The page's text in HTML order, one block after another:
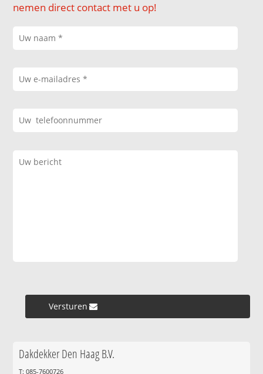
nemen direct contact met u op!
Versturen »
Dakdekker Den Haag B.V.
T: 085-7600726